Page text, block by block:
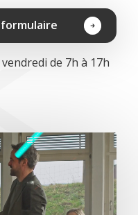
de 7h à 17h